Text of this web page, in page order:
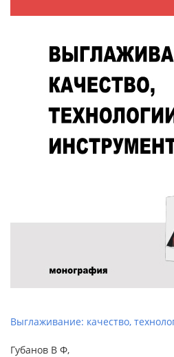
Выглаживание: качество,
Губанов В Ф,